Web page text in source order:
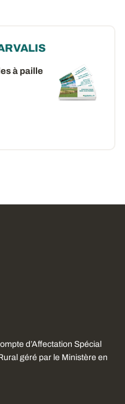
à paille
d’Affectation Spécial
géré par le Ministère en